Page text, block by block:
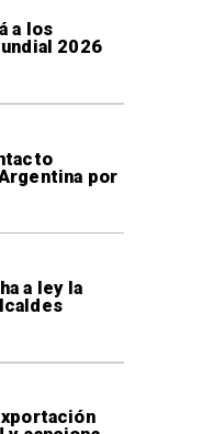
a los
2026
por
a ley la